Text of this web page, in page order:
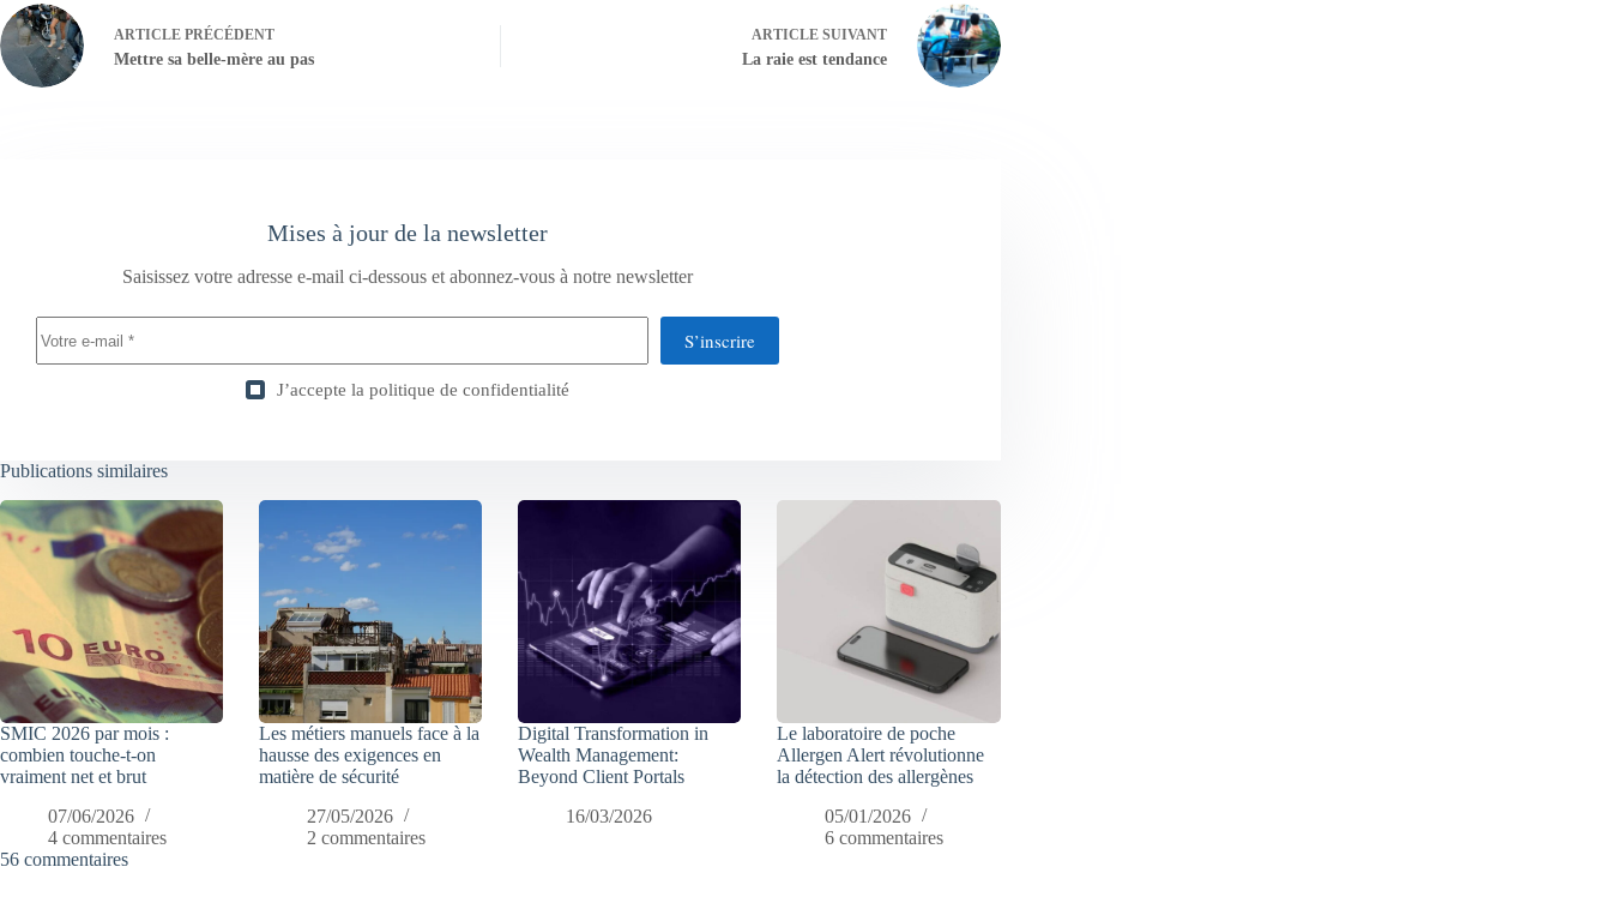
ARTICLE PRÉCÉDENT
Mettre sa belle-mère au pas
ARTICLESUIVANT
La raie est tendance
Mises à jour de la newsletter
Saisissez votre adresse e-mail ci-dessous et abonnez-vous à notre newsletter
S’inscrire
J’accepte la politique de confidentialité
Publications similaires
SMIC 2026 par mois :
combien touche-t-on
vraiment net et brut
07/06/2026
4 commentaires
Les métiers manuels face à la
hausse des exigences en
matière de sécurité
27/05/2026
2 commentaires
Digital Transformation in
Wealth Management:
Beyond Client Portals
16/03/2026
Le laboratoire de poche
Allergen Alert révolutionne
la détection des allergènes
05/01/2026
6 commentaires
56 commentaires